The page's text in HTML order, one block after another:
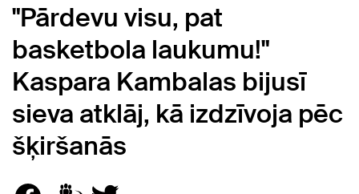
"Pārdevu visu, pat
basketbola laukumu!"
Kaspara Kambalas bijusī
sieva atklāj, kā izdzīvoja pēc
šķiršanās